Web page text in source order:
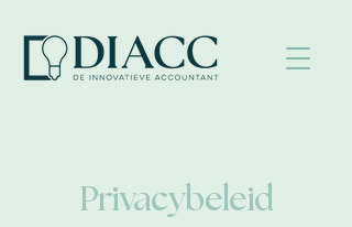
Privacybeleid